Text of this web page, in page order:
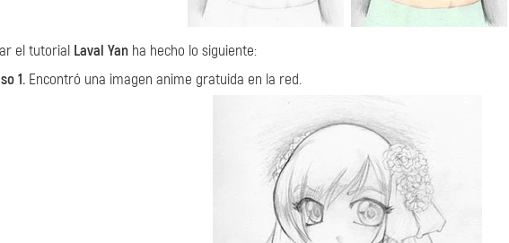
el tutorial Laval Yan ha hecho lo siguiente:
1. Encontró una imagen anime gratuida en la red.